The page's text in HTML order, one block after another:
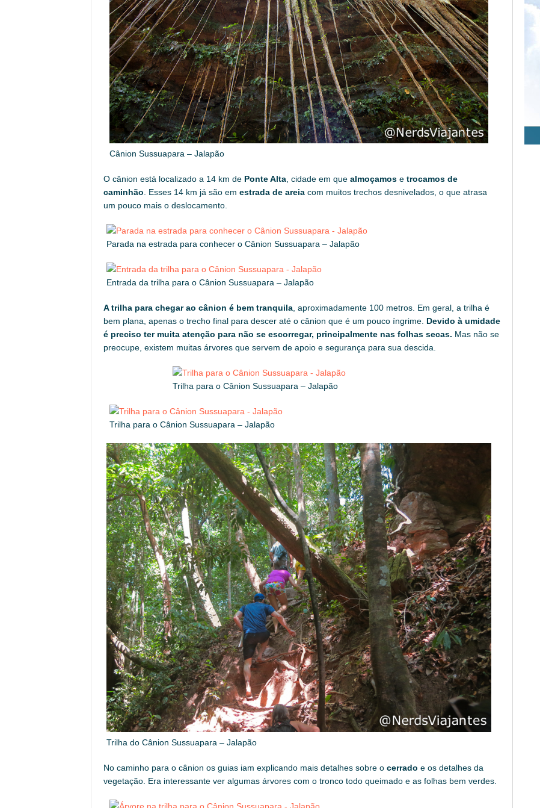
Cânion Sussuapara – Jalapão
O cânion está localizado a 14 km de Ponte Alta , cidade em que almoçamos e trocamos de
caminhão . Esses 14 km já são em estrada de areia com muitos trechos desnivelados, o que atrasa
um pouco mais o deslocamento.
Parada na estrada para conhecer o Cânion Sussuapara – Jalapão
Entrada da trilha para o Cânion Sussuapara – Jalapão
A trilha para chegar ao cânion é bem tranquila , aproximadamente 100 metros. Em geral, a trilha é
bem plana, apenas o trecho final para descer até o cânion que é um pouco íngrime. Devido à umidade
é preciso ter muita atenção para não se escorregar, principalmente nas folhas secas. Mas não se
preocupe, existem muitas árvores que servem de apoio e segurança para sua descida.
Trilha para o Cânion Sussuapara – Jalapão
Trilha para o Cânion Sussuapara – Jalapão
Trilha do Cânion Sussuapara – Jalapão
No caminho para o cânion os guias iam explicando mais detalhes sobre o cerrado e os detalhes da
vegetação. Era interessante ver algumas árvores com o tronco todo queimado e as folhas bem verdes.